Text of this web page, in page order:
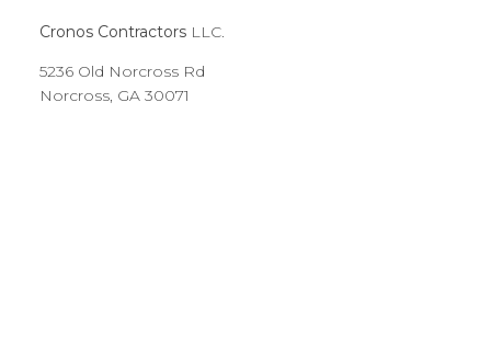
Cronos ContractorsLLC.
5236 Old Norcross Rd
Norcross, GA 30071